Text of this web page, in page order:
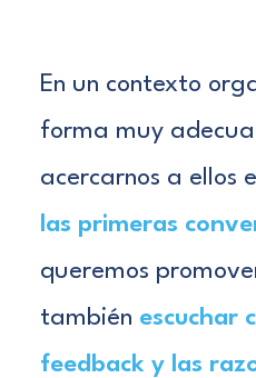
En un contexto
forma muy
acercarnos a ellos
las primeras
queremos
también escuchar
feedback y las